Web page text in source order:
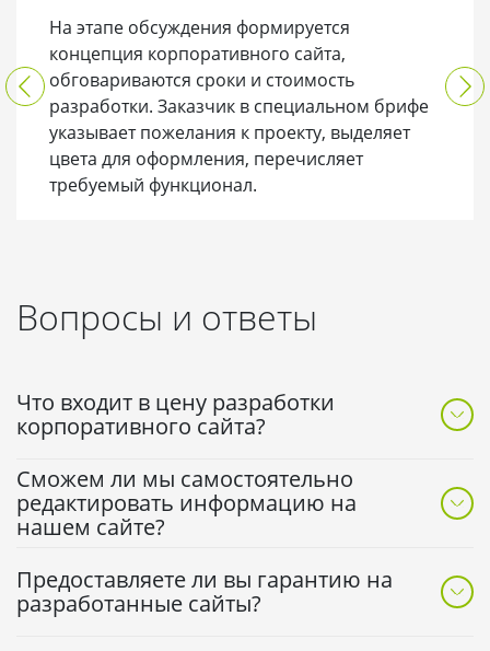
На этапе обсуждения формируется
концепция корпоративного сайта,
обговариваются сроки и стоимость
разработки. Заказчик в специальном брифе
указывает пожелания к проекту, выделяет
цвета для оформления, перечисляет
требуемый функционал.
Вопросы и ответы
В стоимость включаем: анализ и планирование,
дизайн, верстку с программированием,
тестирование, первичное наполнение, обучение
Что входит в цену разработки
корпоративного сайта?
управления. Вы сможете менять тексты, фото и
структуру без программиста. После сдачи проводим
Сможем ли мы самостоятельно
редактировать информацию на
нашем сайте?
Предоставляете ли вы гарантию на
разработанные сайты?